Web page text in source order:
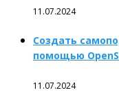
11.07.2024
Создать
помощью
11.07.2024